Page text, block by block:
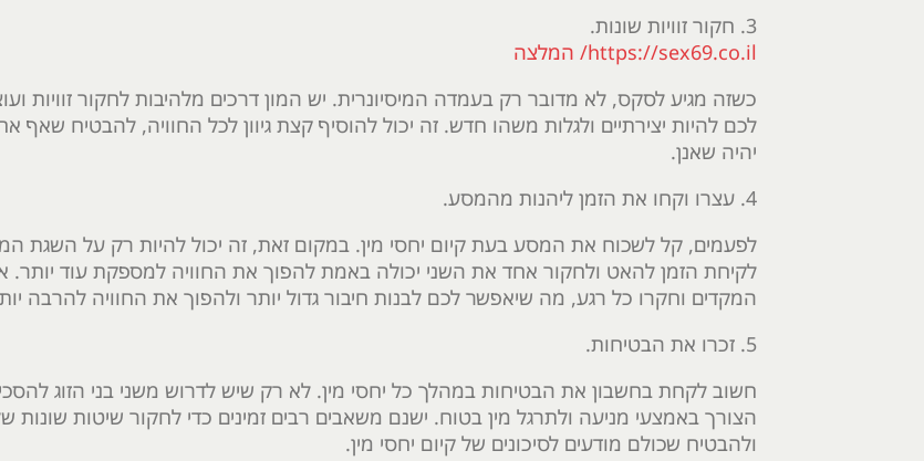
3. חקור זוויות שונות.
https://sex69.co.il/ המלצה
כשזה מגיע לסקס, לא מדובר רק בעמדה המיסיונרית. יש המון דרכים מלהיבות לחקור זוויות
לכם להיות יצירתיים ולגלות משהו חדש. זה יכול להוסיף קצת גיוון לכל החוויה, להבטיח
יהיה שאנן.
4. עצרו וקחו את הזמן ליהנות מהמסע.
לפעמים, קל לשכוח את המסע בעת קיום יחסי מין. במקום זאת, זה יכול להיות רק על השגת
לקיחת הזמן להאט ולחקור אחד את השני יכולה באמת להפוך את החוויה למספקת עוד
המקדים וחקרו כל רגע, מה שיאפשר לכם לבנות חיבור גדול יותר ולהפוך את החוויה להרבה
5. זכרו את הבטיחות.
חשוב לקחת בחשבון את הבטיחות במהלך כל יחסי מין. לא רק שיש לדרוש משני בני הזוג
הצורך באמצעי מניעה ולתרגל מין בטוח. ישנם משאבים רבים זמינים כדי לחקור שיטות שונות
ולהבטיח שכולם מודעים לסיכונים של קיום יחסי מין.